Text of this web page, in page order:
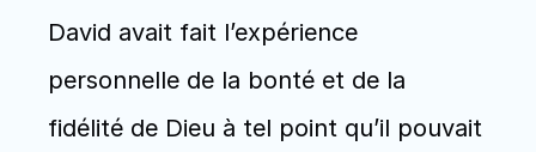
David avait fait l’expérience
personnelle de la bonté et de la
fidélité de Dieu à tel point qu’il pouvait